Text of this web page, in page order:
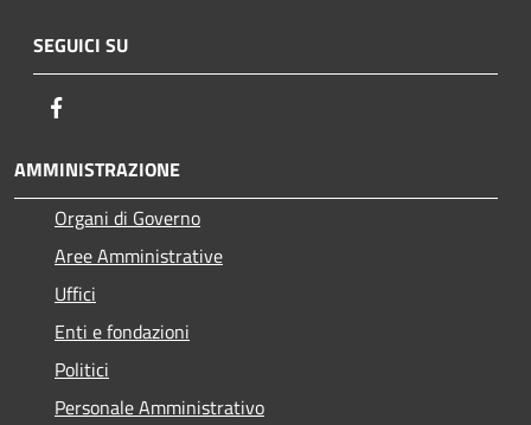
SEGUICI SU
AMMINISTRAZIONE
Organi di Governo
Aree Amministrative
Uffici
Enti e fondazioni
Politici
Personale Amministrativo